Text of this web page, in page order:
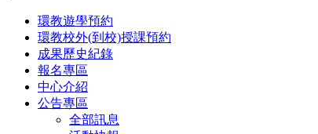
環教遊學預約
環教校外(到校)授課預約
成果歷史紀錄
報名專區
中心介紹
公告專區
全部訊息